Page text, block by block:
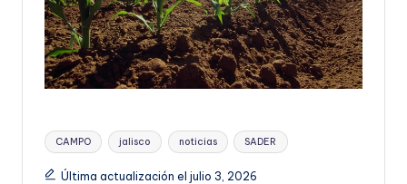
Etiquetas:
CAMPO jalisco noticias SADER
Última actualización el julio 3, 2026